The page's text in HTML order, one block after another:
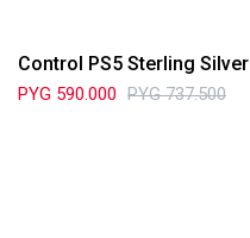
Control PS5 Sterling Silver
PYG 590.000 PYG 737.500